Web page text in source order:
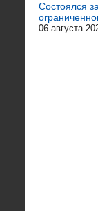
Состоялся
06 августа